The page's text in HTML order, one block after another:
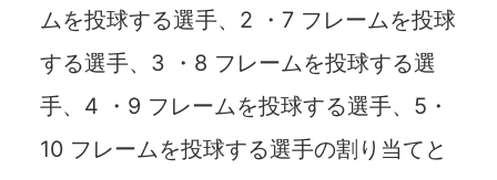
ムを投球する選手、2 ・7 フレームを投球
する選手、3 ・8 フレームを投球する選
手、4 ・9 フレームを投球する選手、5・
10 フレームを投球する選手の割り当てと